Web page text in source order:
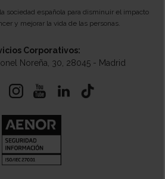
sociedad española para disminuir el impacto
y mejorar la vida de las personas.
Corporativos:
Noreña, 30, 28045 - Madrid